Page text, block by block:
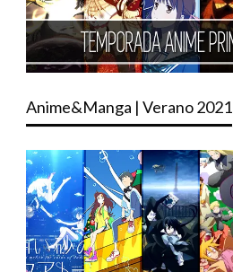
Anime&Manga | Verano 2021